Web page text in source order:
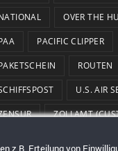
OVER THE
PACIFIC CLIPPER
ROUTEN
U.S. AIR
ZOLLAMT
z.B. Erteilung von